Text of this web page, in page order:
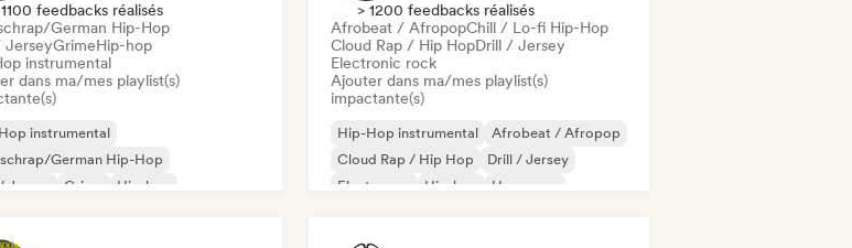
feedbacks réalisés
German Hip-Hop
JerseyGrimeHip-hop
instrumental
dans ma/mes playlist(s)
instrumental
German Hip-Hop
Jersey
Grime
Hip-hop
Dutch Hip-Hop
> 1200 feedbacks réalisés
Afrobeat / AfropopChill / Lo-fi Hip-Hop
Cloud Rap / Hip HopDrill / Jersey
Electronic rock
Ajouter dans ma/mes playlist(s)
impactante(s)
Hip-Hop instrumental
Afrobeat / Afropop
Cloud Rap / Hip Hop
Drill / Jersey
Electropop
Hip-hop
Hyperpop